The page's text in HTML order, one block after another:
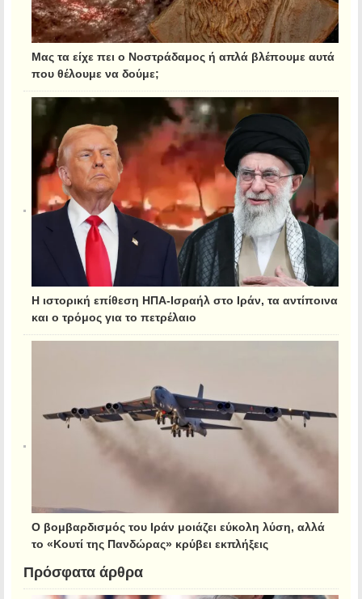
Μας τα είχε πει ο Νοστράδαμος ή απλά βλέπουμε αυτά
που θέλουμε να δούμε;
Η ιστορική επίθεση ΗΠΑ-Ισραήλ στο Ιράν, τα αντίποινα
και ο τρόμος για το πετρέλαιο
Ο βομβαρδισμός του Ιράν μοιάζει εύκολη λύση, αλλά
το «Κουτί της Πανδώρας» κρύβει εκπλήξεις
Πρόσφατα άρθρα